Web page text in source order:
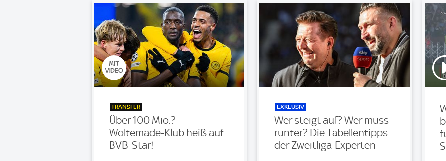
TRANSFER
Über 100 Mio.?
Woltemade-Klub heiß auf
BVB-Star!
EXKLUSIV
Wer steigt auf? Wer muss
runter? Die Tabellentipps
der Zweitliga-Experten